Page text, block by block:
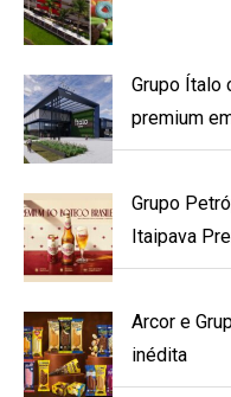
Grupo Ítalo
premium
Grupo
Itaipava
Arcor e
inédita